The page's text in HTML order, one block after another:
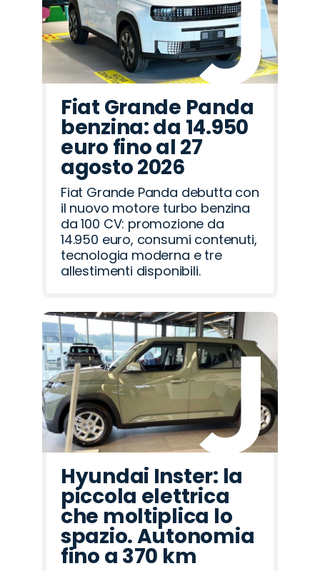
Fiat Grande Panda
benzina: da 14.950
euro fino al 27
agosto 2026
Fiat Grande Panda debutta con
il nuovo motore turbo benzina
da 100 CV: promozione da
14.950 euro, consumi contenuti,
tecnologia moderna e tre
allestimenti disponibili.
Hyundai Inster: la
piccola elettrica
che moltiplica lo
spazio. Autonomia
fino a 370 km